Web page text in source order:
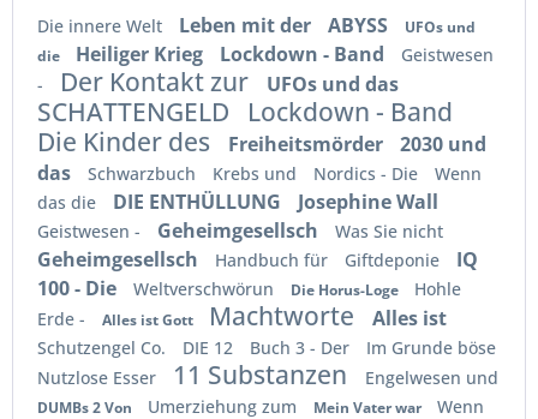
Die innere Welt Leben mit der ABYSS
UFOs und
die
Heiliger Krieg Lockdown - Band
Geistwesen
-
Der Kontakt zur UFOs und das
SCHATTENGELD
Lockdown - Band
Die Kinder des
Freiheitsmörder
2030 und
das
Schwarzbuch Krebs und Nordics - Die
Wenn
das die
DIE ENTHÜLLUNG Josephine Wall
Geistwesen - Geheimgesellsch Was Sie nicht
Geheimgesellsch Handbuch für Giftdeponie
IQ
100 - Die
Weltverschwörun Die Horus-Loge
Hohle
Erde -
Alles ist Gott Machtworte Alles ist
Schutzengel Co. DIE 12 Buch 3 - Der
Im Grunde böse
Nutzlose Esser
11 Substanzen Engelwesen und
DUMBs 2 Von Umerziehung zum Mein Vater war
Wenn